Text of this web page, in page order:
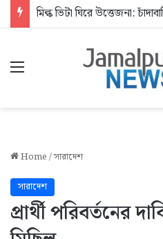
Menu
Home/সারাদেশ
সারাদেশ
প্রার্থী পরিবর্তনের